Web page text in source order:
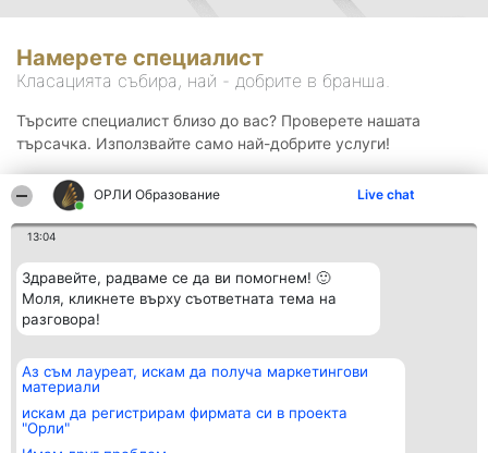
ОРЛИ Образование Live chat
13:04
Здравейте, радваме се да ви помогнем! 🙂
Моля, кликнете върху съответната тема на
разговора!
Аз съм лауреат, искам да получа маркетингови
материали
искам да регистрирам фирмата си в проекта
"Орли"
Намерете специалист
Класацията събира, най - добрите в бранша.
Търсите специалист близо до вас? Проверете нашата
търсачка. Използвайте само най-добрите услуги!
Организатор на
класиране
BulevardulAleea Timișul De
Sus Nr. 2, Bl. A30, Sc. A, Et.
Класация
всички
Контакти